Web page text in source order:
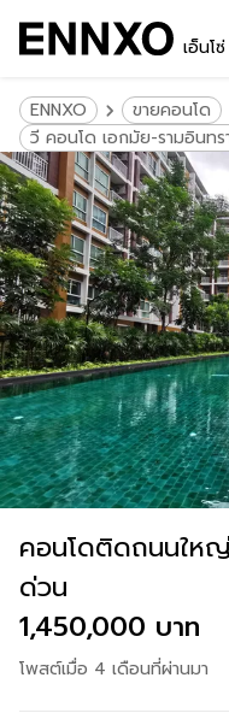
เอ็นโซ่
ENNXO ขายคอนโด
วี คอนโด เอกมัย-รามอินท
คอนโดติดถนนใหญ่
ด่วน
1,450,000 บาท
โพสต์เมื่อ 4 เดือนที่ผ่านมา